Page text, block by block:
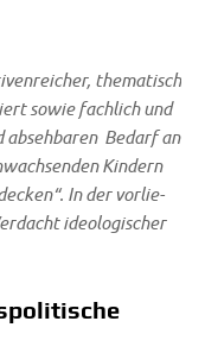
the­ma­tisch
sowie fach­lich und
Bedarf an
Kin­dern
In der vor­lie­
ideo­lo­gi­scher